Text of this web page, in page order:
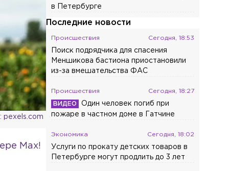
pexels.com
Max!
в Петербурге
Последние новости
Происшествия Сегодня, 18:53
Поиск подрядчика для спасения
Меншикова бастиона приостановили
из-за вмешательства ФАС
Происшествия Сегодня, 18:27
Один человек погиб при
пожаре в частном доме в Гатчине
Экономика Сегодня, 18:02
Услуги по прокату детских товаров в
Петербурге могут продлить до 3 лет